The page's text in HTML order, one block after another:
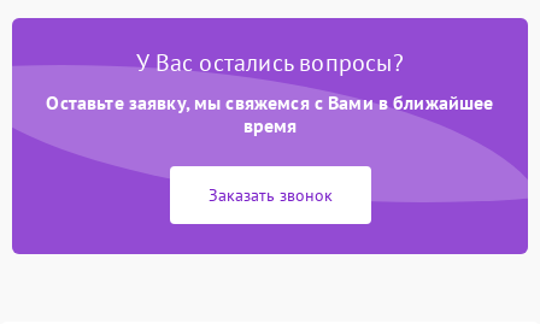
Поломка системы защиты
от короткого замыкания
1000 ₽ Подробнее →
защиты от перегрева
Подробнее →
Повреждение системы
перенапряжения
У Вас остались вопросы?
Оставьте заявку, мы свяжемся с Вами в ближайшее
время
Заказать звонок